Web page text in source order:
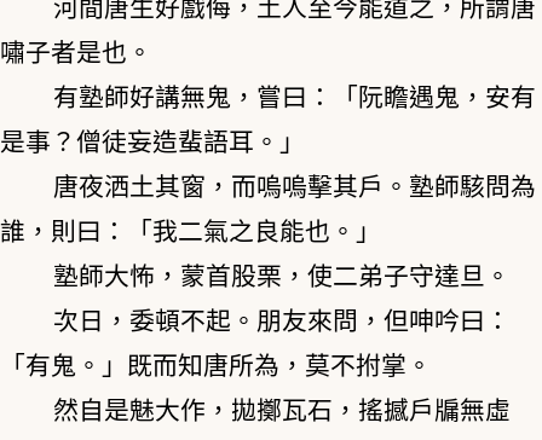
河間唐生好戲侮，土人至今能道之，所謂唐
嘯子者是也。
有塾師好講無鬼，嘗曰：「阮瞻遇鬼，安有
是事？僧徒妄造蜚語耳。」
唐夜洒土其窗，而嗚嗚擊其戶。塾師駭問為
誰，則曰：「我二氣之良能也。」
塾師大怖，蒙首股栗，使二弟子守達旦。
次日，委頓不起。朋友來問，但呻吟曰：
「有鬼。」既而知唐所為，莫不拊掌。
然自是魅大作，拋擲瓦石，搖撼戶牖無虛